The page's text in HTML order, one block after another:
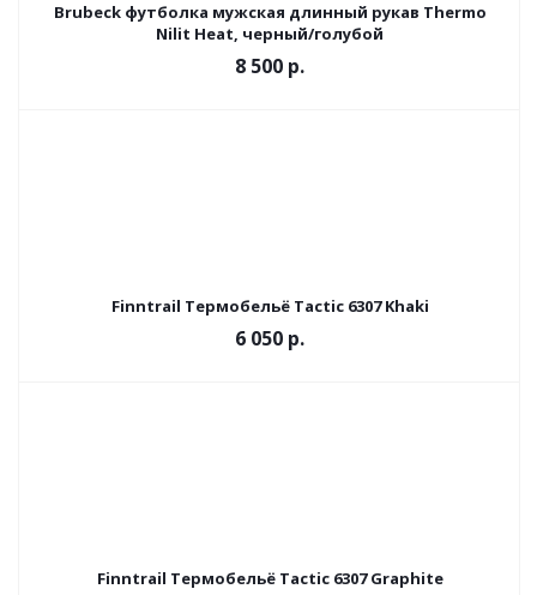
Brubeck футболка мужская длинный рукав Thermo
Nilit Heat, черный/голубой
8 500 р.
Finntrail Термобельё Tactic 6307 Khaki
6 050 р.
Finntrail Термобельё Tactic 6307 Graphite